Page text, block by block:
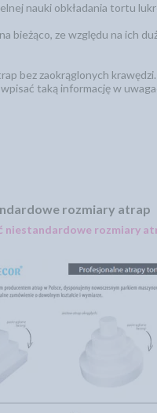
nauki obkładania tortu
bieżąco, ze względu na ich
bez zaokrąglonych
taką informację w
rozmiary atrap
niestandardowe rozmiary